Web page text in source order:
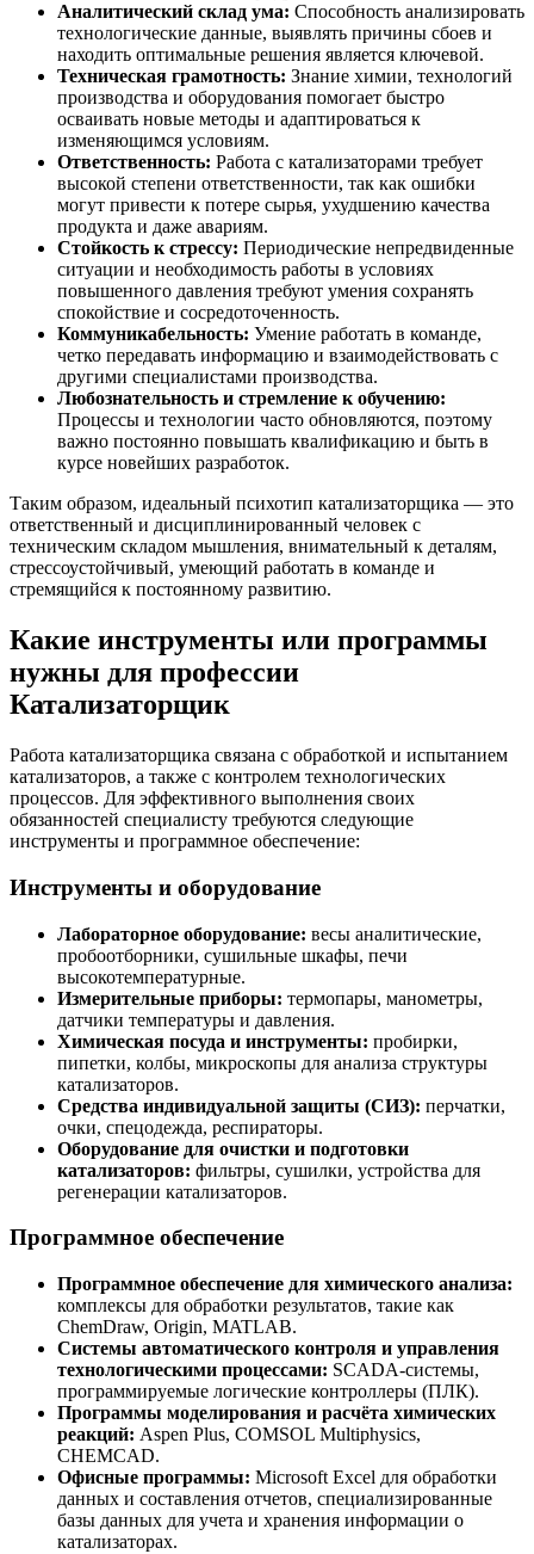
Аналитический склад ума: Способность анализировать
технологические данные, выявлять причины сбоев и
находить оптимальные решения является ключевой.
Техническая грамотность: Знание химии, технологий
производства и оборудования помогает быстро
осваивать новые методы и адаптироваться к
изменяющимся условиям.
Ответственность: Работа с катализаторами требует
высокой степени ответственности, так как ошибки
могут привести к потере сырья, ухудшению качества
продукта и даже авариям.
Стойкость к стрессу: Периодические непредвиденные
ситуации и необходимость работы в условиях
повышенного давления требуют умения сохранять
спокойствие и сосредоточенность.
Коммуникабельность: Умение работать в команде,
четко передавать информацию и взаимодействовать с
другими специалистами производства.
Любознательность и стремление к обучению:
Процессы и технологии часто обновляются, поэтому
важно постоянно повышать квалификацию и быть в
курсе новейших разработок.
Таким образом, идеальный психотип катализаторщика — это
ответственный и дисциплинированный человек с
техническим складом мышления, внимательный к деталям,
стрессоустойчивый, умеющий работать в команде и
стремящийся к постоянному развитию.
Какие инструменты или программы
нужны для профессии
Катализаторщик
Работа катализаторщика связана с обработкой и испытанием
катализаторов, а также с контролем технологических
процессов. Для эффективного выполнения своих
обязанностей специалисту требуются следующие
инструменты и программное обеспечение:
Инструменты и оборудование
Лабораторное оборудование: весы аналитические,
пробоотборники, сушильные шкафы, печи
высокотемпературные.
Измерительные приборы: термопары, манометры,
датчики температуры и давления.
Химическая посуда и инструменты: пробирки,
пипетки, колбы, микроскопы для анализа структуры
катализаторов.
Средства индивидуальной защиты (СИЗ): перчатки,
очки, спецодежда, респираторы.
Оборудование для очистки и подготовки
катализаторов: фильтры, сушилки, устройства для
регенерации катализаторов.
Программное обеспечение
Программное обеспечение для химического анализа:
комплексы для обработки результатов, такие как
ChemDraw, Origin, MATLAB.
Системы автоматического контроля и управления
технологическими процессами: SCADA-системы,
программируемые логические контроллеры (ПЛК).
Программы моделирования и расчёта химических
реакций: Aspen Plus, COMSOL Multiphysics,
CHEMCAD.
Офисные программы: Microsoft Excel для обработки
данных и составления отчетов, специализированные
базы данных для учета и хранения информации о
катализаторах.